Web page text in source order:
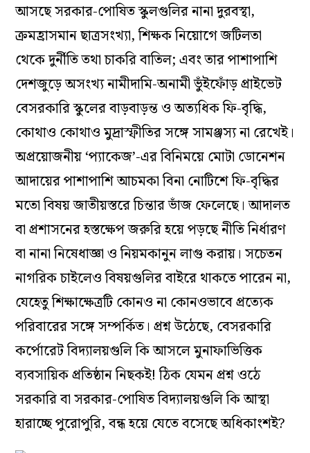
আসছে সরকার-পোষিত স্কুলগুলির নানা দুরবস্থা,
ক্রমহ্রাসমান ছাত্রসংখ্যা, শিক্ষক নিয়োগে জটিলতা
থেকে দুর্নীতি তথা চাকরি বাতিল; এবং তার পাশাপাশি
দেশজুড়ে অসংখ্য নামীদামি-অনামী ভুঁইফোঁড় প্রাইভেট
বেসরকারি স্কুলের বাড়বাড়ন্ত ও অত্যধিক ফি-বৃদ্ধি,
কোথাও কোথাও মুদ্রাস্ফীতির সঙ্গে সামঞ্জস্য না রেখেই।
অপ্রয়োজনীয় ‘প্যাকেজ’-এর বিনিময়ে মোটা ডোনেশন
আদায়ের পাশাপাশি আচমকা বিনা নোটিশে ফি-বৃদ্ধির
মতো বিষয় জাতীয়স্তরে চিন্তার ভাঁজ ফেলেছে। আদালত
বা প্রশাসনের হস্তক্ষেপ জরুরি হয়ে পড়ছে নীতি নির্ধারণ
বা নানা নিষেধাজ্ঞা ও নিয়মকানুন লাগু করায়। সচেতন
নাগরিক চাইলেও বিষয়গুলির বাইরে থাকতে পারেন না,
যেহেতু শিক্ষাক্ষেত্রটি কোনও না কোনওভাবে প্রত্যেক
পরিবারের সঙ্গে সম্পর্কিত। প্রশ্ন উঠেছে, বেসরকারি
কর্পোরেট বিদ্যালয়গুলি কি আসলে মুনাফাভিত্তিক
ব্যবসায়িক প্রতিষ্ঠান নিছকই! ঠিক যেমন প্রশ্ন ওঠে
সরকারি বা সরকার-পোষিত বিদ্যালয়গুলি কি আস্থা
হারাচ্ছে পুরোপুরি, বন্ধ হয়ে যেতে বসেছে অধিকাংশই?